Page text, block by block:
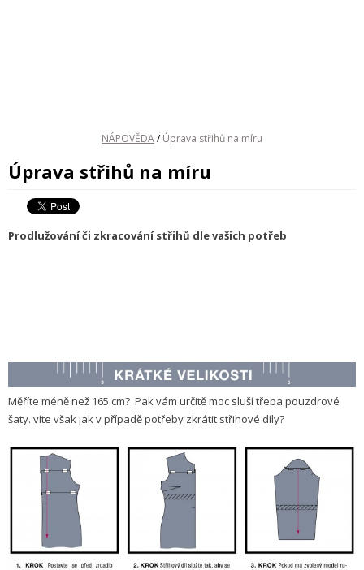
NÁPOVĚDA/ Úprava střihů na míru
Úprava střihů na míru
Prodlužování či zkracování střihů dle vašich potřeb
Měříte méně než 165 cm? Pak vám určitě moc sluší třeba pouzdrové
šaty. víte však jak v případě potřeby zkrátit střihové díly?